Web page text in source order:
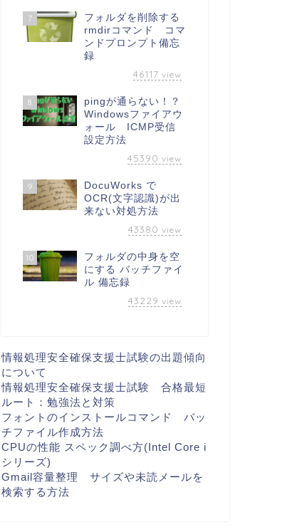
7
フォルダを削除する
rmdirコマンド コマ
ンドプロンプト備忘
録
46117 view
8
pingが通らない！？
Windowsファイアウ
ォール ICMP受信
設定方法
45390 view
9
DocuWorks で
OCR(文字認識)が出
来ない対処方法
43380 view
10
フォルダの中身を空
にする バッチファイ
ル 備忘録
43229 view
情報処理安全確保支援士試験の出題傾向
について
情報処理安全確保支援士試験 合格最短
ルート：勉強法と対策
フォントのインストールコマンド バッ
チファイル作成方法
CPUの性能 スペック調べ方(Intel Core i
シリーズ)
Gmail容量整理 サイズや未読メールを
検索する方法